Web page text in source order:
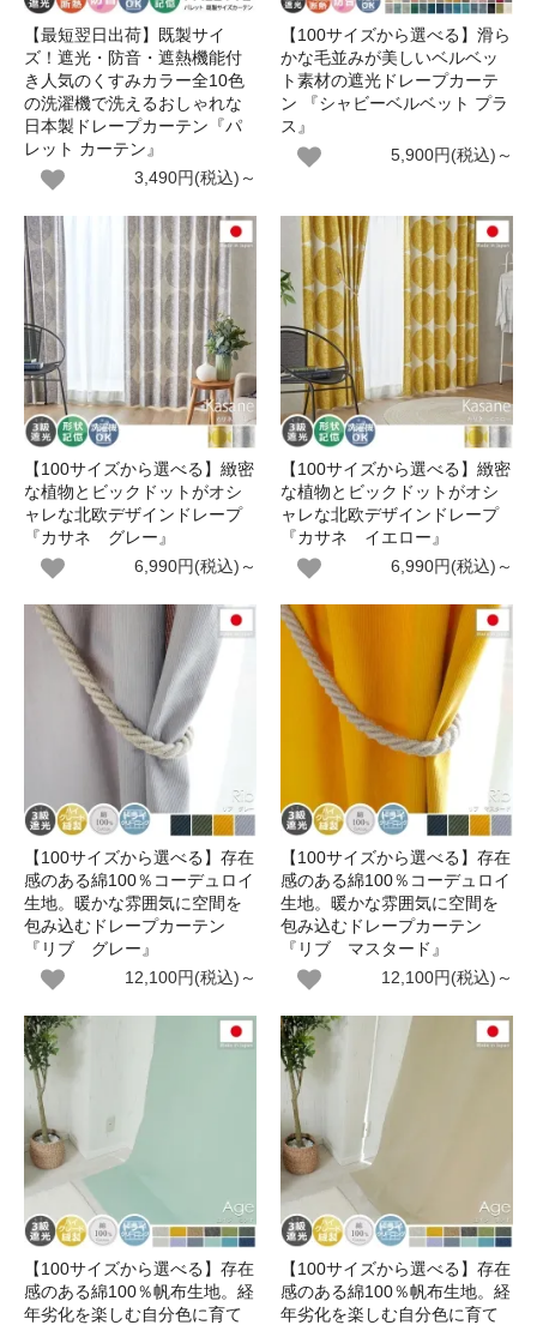
【最短翌日出荷】既製サイ
ズ！遮光・防音・遮熱機能付
き人気のくすみカラー全10色
の洗濯機で洗えるおしゃれな
日本製ドレープカーテン『パ
レット カーテン』
3,490円(税込)～
【100サイズから選べる】滑ら
かな毛並みが美しいベルベッ
ト素材の遮光ドレープカーテ
ン 『シャビーベルベット プラ
ス』
5,900円(税込)～
【100サイズから選べる】緻密
な植物とビックドットがオシ
ャレな北欧デザインドレープ
『カサネ グレー』
6,990円(税込)～
【100サイズから選べる】緻密
な植物とビックドットがオシ
ャレな北欧デザインドレープ
『カサネ イエロー』
6,990円(税込)～
【100サイズから選べる】存在
感のある綿100％コーデュロイ
生地。暖かな雰囲気に空間を
包み込むドレープカーテン
『リブ グレー』
12,100円(税込)～
【100サイズから選べる】存在
感のある綿100％コーデュロイ
生地。暖かな雰囲気に空間を
包み込むドレープカーテン
『リブ マスタード』
12,100円(税込)～
【100サイズから選べる】存在
感のある綿100％帆布生地。経
年劣化を楽しむ自分色に育て
【100サイズから選べる】存在
感のある綿100％帆布生地。経
年劣化を楽しむ自分色に育て